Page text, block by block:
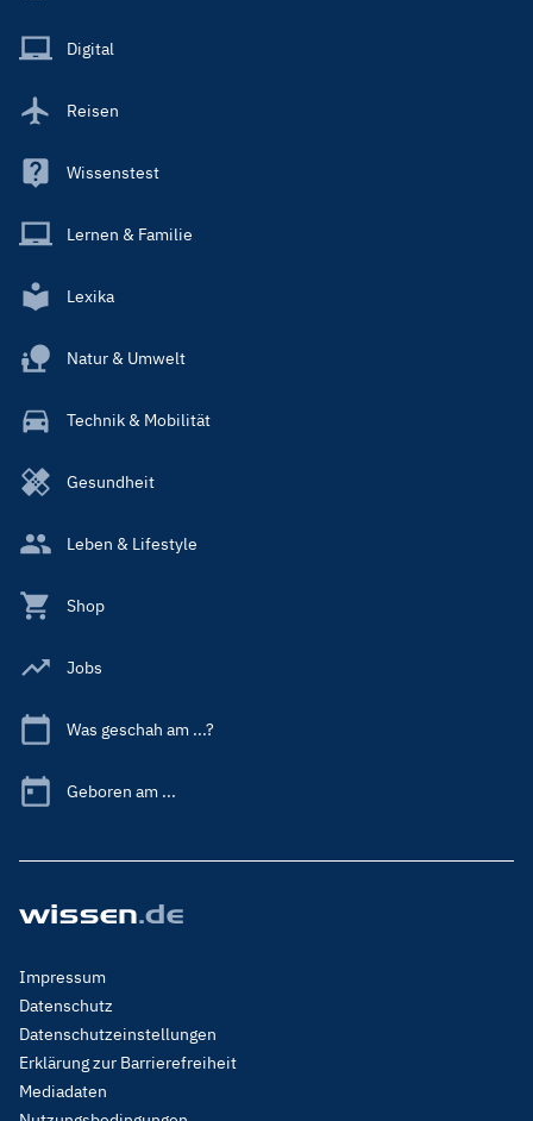
Main
Digital
Reisen
Wissenstest
Lernen & Familie
Lexika
Natur & Umwelt
Technik & Mobilität
Gesundheit
Leben & Lifestyle
Shop
Jobs
Was geschah am ...?
Geboren am ...
Footer
Menu
Legal
Impressum
Datenschutz
Datenschutzeinstellungen
Erklärung zur Barrierefreiheit
Mediadaten